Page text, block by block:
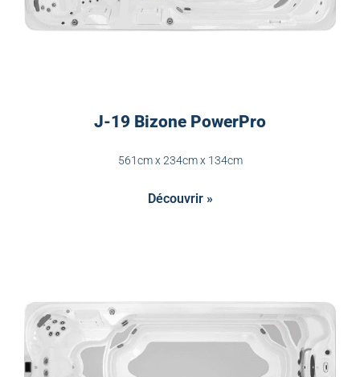
J-19 Bizone PowerPro
561cm x 234cm x 134cm
Découvrir »